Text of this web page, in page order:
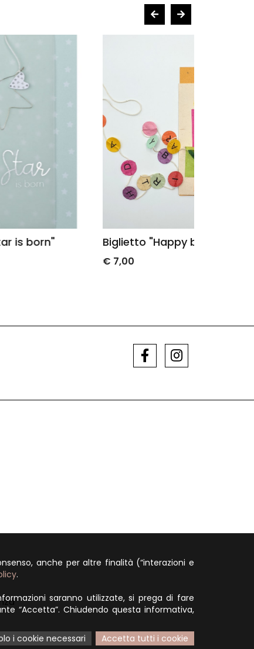
Biglietto "Happy birthday"
anche per altre finalità (“interazioni e
.
saranno utilizzate, si prega di fare
“Accetta”. Chiudendo questa informativa,
i cookie necessari
Accetta tutti i cookie